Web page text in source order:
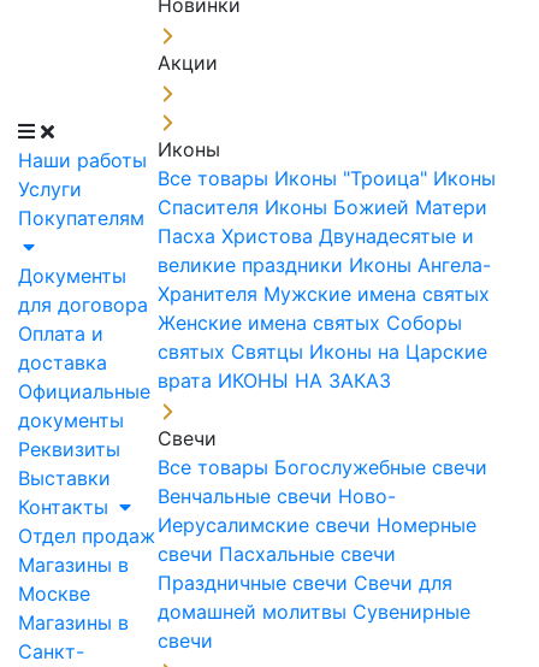
Наши работы
Услуги
Покупателям
Документы
для договора
Оплата и
доставка
Официальные
документы
Реквизиты
Выставки
Контакты
Отдел продаж
Магазины в
Москве
Магазины в
Санкт-
Новинки
Акции
Иконы
Все товары Иконы "Троица" Иконы
Спасителя Иконы Божией Матери
Пасха Христова Двунадесятые и
великие праздники Иконы Ангела-
Хранителя Мужские имена святых
Женские имена святых Соборы
святых Святцы Иконы на Царские
врата ИКОНЫ НА ЗАКАЗ
Свечи
Все товары Богослужебные свечи
Венчальные свечи Ново-
Иерусалимские свечи Номерные
свечи Пасхальные свечи
Праздничные свечи Свечи для
домашней молитвы Сувенирные
свечи